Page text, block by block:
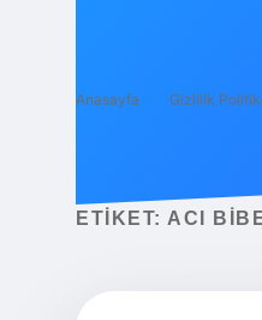
Anasayfa Gizlilik
ETIKET: ACI